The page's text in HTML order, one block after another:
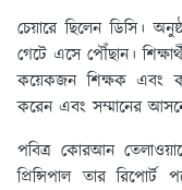
চেয়ারে ছিলেন ডিসি।
গেটে এসে পৌঁছান।
কয়েকজন শিক্ষক এবং
করেন এবং সম্মানের
পবিত্র কোরআন
প্রিন্সিপাল তার